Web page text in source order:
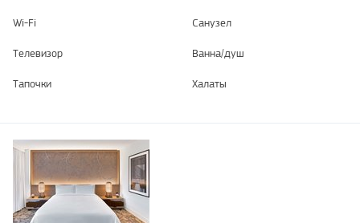
Wi-Fi Санузел
Телевизор Ванна/душ
Тапочки Халаты